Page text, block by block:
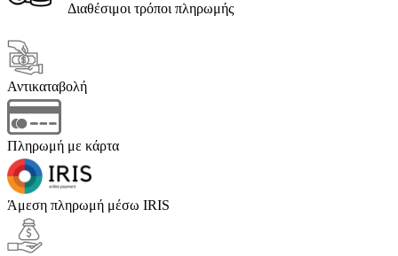
Διαθέσιμοι τρόποι πληρωμής
Αντικαταβολή
Πληρωμή με κάρτα
Άμεση πληρωμή μέσω IRIS